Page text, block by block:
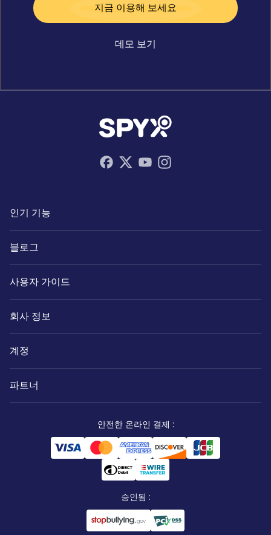
지금 이용해 보세요
데모 보기
인기 기능
블로그
사용자 가이드
회사 정보
계정
파트너
안전한 온라인 결제 :
승인됨 :